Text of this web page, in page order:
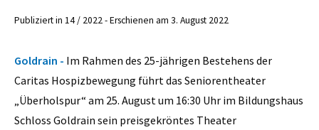
Publiziert in 14 / 2022 - Erschienen am 3. August 2022
Goldrain - Im Rahmen des 25-jährigen Bestehens der
Caritas Hospizbewegung führt das Seniorentheater
„Überholspur“ am 25. August um 16:30 Uhr im Bildungshaus
Schloss Goldrain sein preisgekröntes Theater